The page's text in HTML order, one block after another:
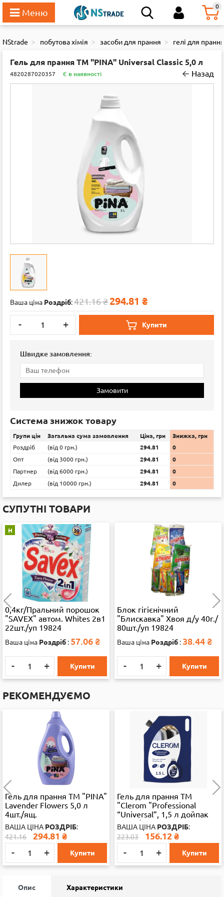
0
111
NStrade побутова хімія засоби для прання гелі для прання
Гель для прання ТМ "PINA" Universal Classic 5,0 л
4820287020357 Є в наявності Назад
Ваша ціна Роздріб:421.16 ₴ 294.81 ₴
-
+ Купити
Швидке замовлення:
Замовити
Система знижок товару
Групи цін Загальна сума замовлення Ціна, грн
Знижка, грн
Роздріб
(вiд 0 грн.) 294.81
0
Опт
(вiд 3000 грн.) 294.81
0
Партнер
(вiд 6000 грн.) 294.81
0
Дилер
(вiд 10000 грн.) 294.81 0
СУПУТНІ ТОВАРИ
Н
0,4кг/Пральний порошок
"SAVEX" автом. Whites 2в1
22шт./уп 19824
Ваша ціна Роздріб : 57.06 ₴
- + Купити
Блок гігієнічний
"Блискавка" Хвоя д/у 40г./
80шт./уп 19824
Ваша ціна Роздріб : 38.44 ₴
- + Купити
РЕКОМЕНДУЄМО
Гель для прання ТМ "PINA"
Lavender Flowers 5,0 л
4шт./ящ.
ВАША ЦІНА РОЗДРІБ:
421.16
294.81 ₴
- + Купити
Гель для прання ТМ
"Clerom "Professional
“Universal”, 1,5 л дойпак
10шт./ящ.
ВАША ЦІНА РОЗДРІБ:
223.03
156.12 ₴
- + Купити
Опис Характеристики